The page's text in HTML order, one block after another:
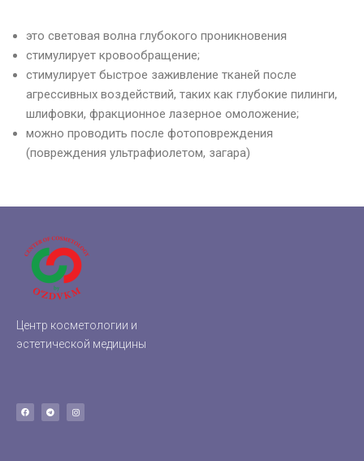
это световая волна глубокого проникновения
стимулирует кровообращение;
стимулирует быстрое заживление тканей после
агрессивных воздействий, таких как глубокие пилинги,
шлифовки, фракционное лазерное омоложение;
можно проводить после фотоповреждения
(повреждения ультрафиолетом, загара)
Центр косметологии и
эстетической медицины